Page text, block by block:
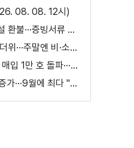
08. 08. 12시)
"복잡한 웹툰·웹소설 환불···증빙서류 요구까지"
'입추' 무색한 극한 더위···주말엔 비·소나기
전세사기 피해주택 매입 1만 호 돌파···피해 지원 속도
식중독 환자 28% 증가···9월에 최다 "입추 방심 금물"